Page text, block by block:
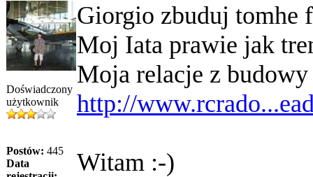
Doświadczony
użytkownik
Postów: 445
Data
Giorgio zbuduj tomhe
Moj Iata prawie jak
Moja relacje z budowy
http://
Witam :-)